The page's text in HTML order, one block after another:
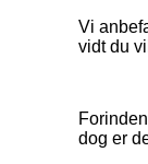
Vi
vidt du
dog er